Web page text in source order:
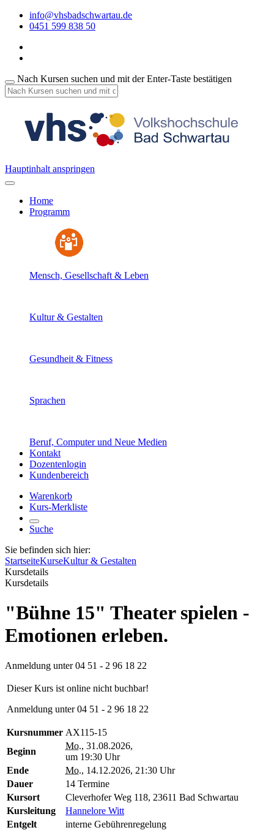
info@vhsbadschwartau.de
0451 599 838 50
Nach Kursen suchen und mit der Enter-Taste bestätigen
Hauptinhalt anspringen
Home
Programm
Mensch, Gesellschaft & Leben
Kultur & Gestalten
Gesundheit & Fitness
Sprachen
Beruf, Computer und Neue Medien
Kontakt
Dozentenlogin
Kundenbereich
Warenkorb
Kurs-Merkliste
Suche
Sie befinden sich hier:
StartseiteKurseKultur & Gestalten
Kursdetails
Kursdetails
"Bühne 15" Theater spielen -
Emotionen erleben.
Anmeldung unter 04 51 - 2 96 18 22
Dieser Kurs ist online nicht buchbar!
Anmeldung unter 04 51 - 2 96 18 22
Kursnummer AX115-15
Beginn
Mo., 31.08.2026,
um 19:30 Uhr
Ende
Mo., 14.12.2026, 21:30 Uhr
Dauer
14 Termine
Kursort
Cleverhofer Weg 118, 23611 Bad Schwartau
Kursleitung
Hannelore Witt
Entgelt
interne Gebührenregelung